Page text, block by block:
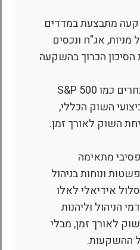
מתבצעת במדדים
אג"ח ונכסים
הכרוך בהשקעה
תשואה יציבה: מדדים נבחרים כמו S&P 500
השוק הכללי,
השוק לאורך זמן.
מתאימה
ונוחות בניהול
אידיאלי לאלו
הניהול וליהנות
לאורך זמן, מבלי
ההשקעות.